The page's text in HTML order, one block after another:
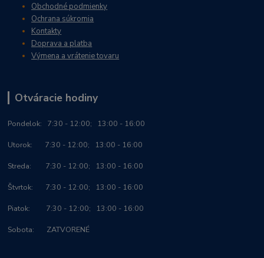
Obchodné podmienky
Ochrana súkromia
Kontakty
Doprava a platba
Výmena a vrátenie tovaru
Otváracie hodiny
Pondelok: 7:30 - 12:00; 13:00 - 16:00
Utorok: 7:30 - 12:00; 13:00 - 16:00
Streda: 7:30 - 12:00; 13:00 - 16:00
Štvrtok: 7:30 - 12:00; 13:00 - 16:00
Piatok: 7:30 - 12:00; 13:00 - 16:00
Sobota: ZATVORENÉ